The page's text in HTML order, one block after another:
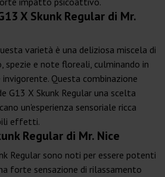
X Skunk Regular di Mr.
varietà è una deliziosa miscela di
spezie e note floreali, culminando in
Questa combinazione
G13 X Skunk Regular una scelta
un'esperienza sensoriale ricca
effetti.
Regular di Mr. Nice
Regular sono noti per essere potenti
forte sensazione di rilassamento